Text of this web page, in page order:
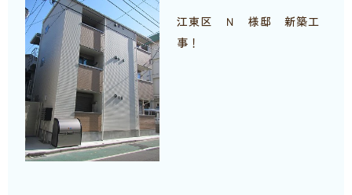
江東区 Ｎ 様邸 新築工
事！